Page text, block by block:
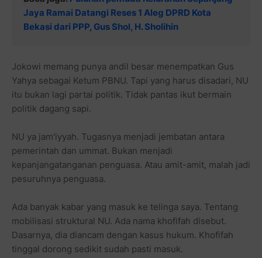
Jaya Ramai Datangi Reses 1 Aleg DPRD Kota
Bekasi dari PPP, Gus Shol, H. Sholihin
Jokowi memang punya andil besar menempatkan Gus
Yahya sebagai Ketum PBNU. Tapi yang harus disadari, NU
itu bukan lagi partai politik. Tidak pantas ikut bermain
politik dagang sapi.
NU ya jam'iyyah. Tugasnya menjadi jembatan antara
pemerintah dan ummat. Bukan menjadi
kepanjangatanganan penguasa. Atau amit-amit, malah jadi
pesuruhnya penguasa.
Ada banyak kabar yang masuk ke telinga saya. Tentang
mobilisasi struktural NU. Ada nama khofifah disebut.
Dasarnya, dia diancam dengan kasus hukum. Khofifah
tinggal dorong sedikit sudah pasti masuk.